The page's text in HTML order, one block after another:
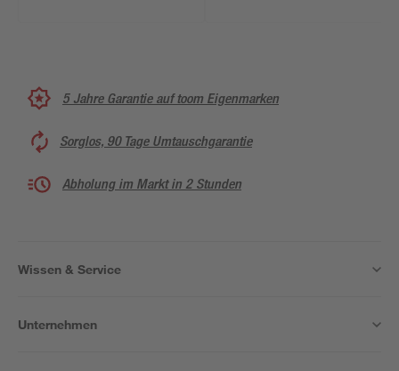
5 Jahre Garantie auf toom Eigenmarken
Sorglos, 90 Tage Umtauschgarantie
Abholung im Markt in 2 Stunden
Wissen & Service
Unternehmen